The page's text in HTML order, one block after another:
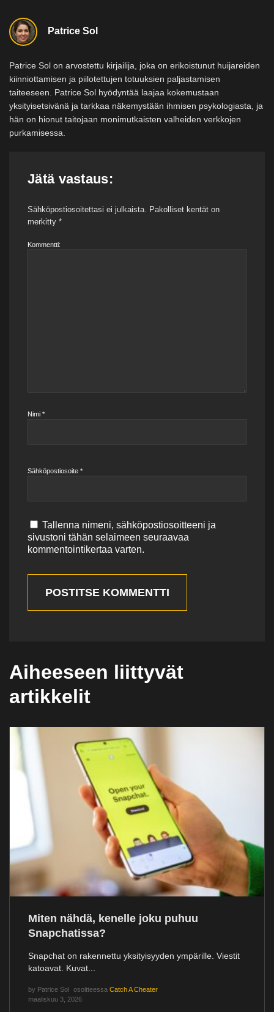
Patrice Sol
Patrice Sol on arvostettu kirjailija, joka on erikoistunut huijareiden
kiinniottamisen ja piilotettujen totuuksien paljastamisen
taiteeseen. Patrice Sol hyödyntää laajaa kokemustaan
yksityisetsivänä ja tarkkaa näkemystään ihmisen psykologiasta, ja
hän on hionut taitojaan monimutkaisten valheiden verkkojen
purkamisessa.
Jätä vastaus:
Sähköpostiosoitettasi ei julkaista. Pakolliset kentät on
merkitty *
Kommentti:
Nimi *
Sähköpostiosoite *
Tallenna nimeni, sähköpostiosoitteeni ja
sivustoni tähän selaimeen seuraavaa
kommentointikertaa varten.
POSTITSE KOMMENTTI
Aiheeseen liittyvät
artikkelit
Miten nähdä, kenelle joku puhuu
Snapchatissa?
Snapchat on rakennettu yksityisyyden ympärille. Viestit
katoavat. Kuvat...
by Patrice Sol osoitteessa Catch A Cheater
maaliskuu 3, 2026